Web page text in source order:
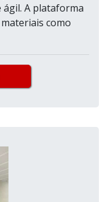
ágil. A plataforma
como